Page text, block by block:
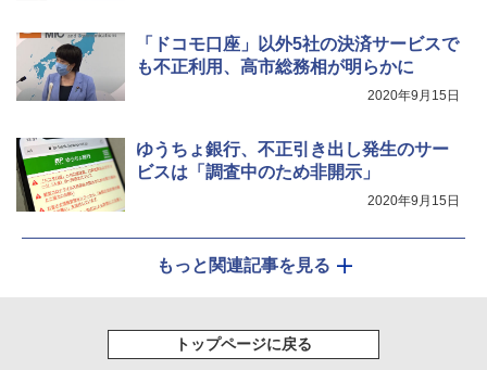
「ドコモ口座」以外5社の決済サービスで
も不正利用、高市総務相が明らかに
2020年9月15日
ゆうちょ銀行、不正引き出し発生のサー
ビスは「調査中のため非開示」
2020年9月15日
もっと関連記事を見る
トップページに戻る